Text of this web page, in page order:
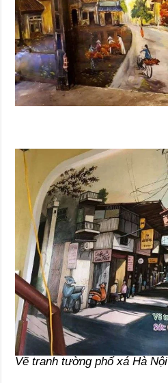
Vẽ tranh tường phố xá Hà Nội